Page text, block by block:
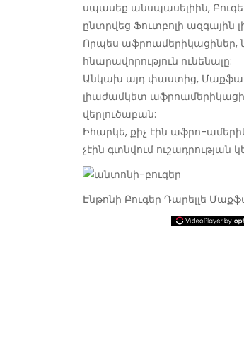
սպասեք անսպասելիին,
ընտրվեց Ֆուտբոլի ազգային
Որպես աֆրոամերիկացիներ,
հնարավորություն ունենալը:
Անկախ այդ փաստից,
լիաժամկետ
վերլուծաբան:
Իհարկե, քիչ էին աֆրո-
չէին գտնվում ուշադրության
Էնթոնի Բուգեր Դարելլե